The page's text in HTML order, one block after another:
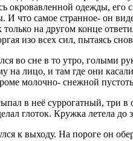
окровавленной одежды,
самое странное- он
на другом конце
изо всех сил, пытаясь
во сне в то утро, голыми
на лицо, и там где они
молочно- снежной
в неё суррогатный, три
глоток. Кружка летела
к выходу. На пороге он